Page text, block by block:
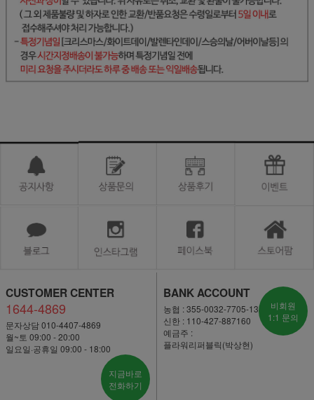
CUSTOMER CENTER
1644-4869
문자상담 010-4407-4869
월~토 09:00 - 20:00
일요일·공휴일 09:00 - 18:00
지금바로
전화하기
BANK ACCOUNT
농협 : 355-0032-7705-13
신한 : 110-427-887160
예금주 :
플라워리퍼블릭(박상현)
비회원
1:1 문의